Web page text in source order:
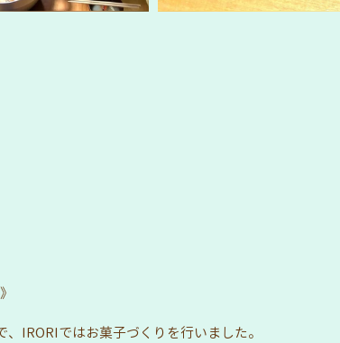
IRORIではお菓子づくりを行いました。